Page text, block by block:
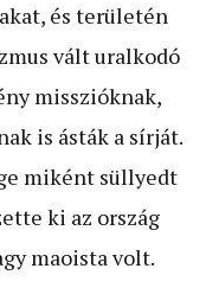
és területén
vált uralkodó
misszióknak,
is ásták a sírját.
miként süllyedt
ki az ország
maoista volt.